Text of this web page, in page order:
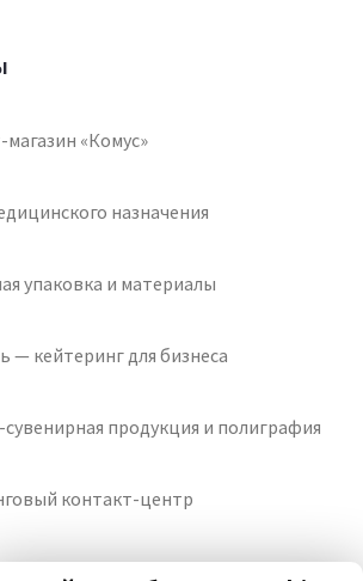
«Комус»
назначения
упаковка и материалы
— кейтеринг для бизнеса
продукция и полиграфия
контакт-центр
сорта бумаги и картона